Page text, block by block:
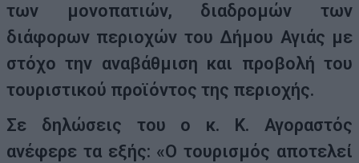
των μονοπατιών, διαδρομών των
διάφορων περιοχών του Δήμου Αγιάς με
στόχο την αναβάθμιση και προβολή του
τουριστικού προϊόντος της περιοχής.
Σε δηλώσεις του ο κ. Κ. Αγοραστός
ανέφερε τα εξής: «Ο τουρισμός αποτελεί